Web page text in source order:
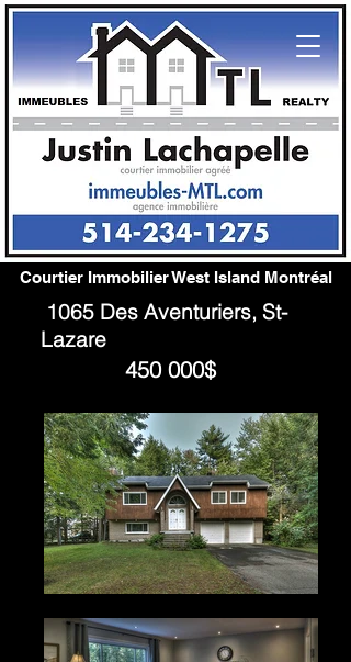
Courtier Immobilier West Island Montréal
1065 Des Aventuriers, St-
Lazare
450 000$